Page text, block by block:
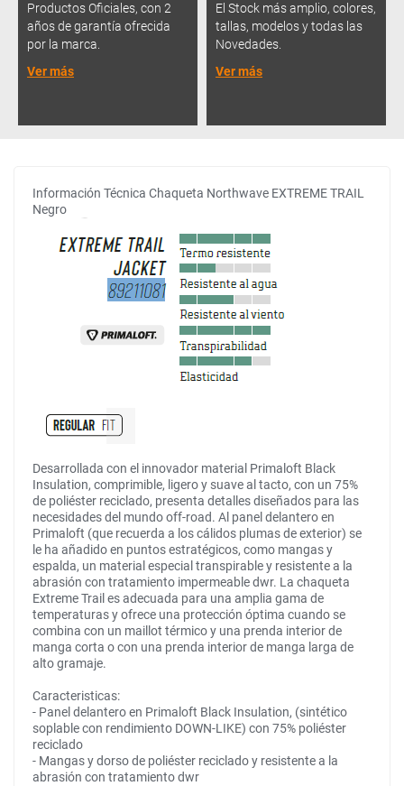
Productos Oficiales, con 2
años de garantía ofrecida
por la marca.
Ver más
El Stock más amplio, colores,
tallas, modelos y todas las
Novedades.
Ver más
Información Técnica Chaqueta Northwave EXTREME TRAIL
Negro
Desarrollada con el innovador material Primaloft Black
Insulation, comprimible, ligero y suave al tacto, con un 75%
de poliéster reciclado, presenta detalles diseñados para las
necesidades del mundo off-road. Al panel delantero en
Primaloft (que recuerda a los cálidos plumas de exterior) se
le ha añadido en puntos estratégicos, como mangas y
espalda, un material especial transpirable y resistente a la
abrasión con tratamiento impermeable dwr. La chaqueta
Extreme Trail es adecuada para una amplia gama de
temperaturas y ofrece una protección óptima cuando se
combina con un maillot térmico y una prenda interior de
manga corta o con una prenda interior de manga larga de
alto gramaje.
Caracteristicas:
- Panel delantero en Primaloft Black Insulation, (sintético
soplable con rendimiento DOWN-LIKE) con 75% poliéster
reciclado
- Mangas y dorso de poliéster reciclado y resistente a la
abrasión con tratamiento dwr